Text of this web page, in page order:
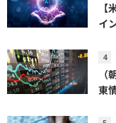
イ
東